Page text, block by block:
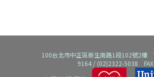
100台北市中正區新生南路1段102號2樓
9164 / (02)2322-5038